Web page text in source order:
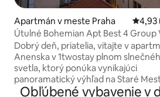
Apartmán v meste Praha
4,93
Útulné Bohemian Apt Best 4 Group
Karlov most
Dobrý deň, priatelia, vitajte v
Anenska v 1twostay plnom
svetla, ktorý ponúka vynikajúci
panoramatický výhľad na Staré
Prahy. Môžete ľahko chodiť do
Obľúbené vybavenie v